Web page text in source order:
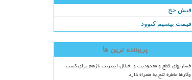
فیش حج
قیمت بیسیم کنوود
پربیننده ترین ها
خسارتهای قطع و محدودیت و اختلال اینترنت بازهم برای کسب
وکارها خاطره تلخ به همراه دارد